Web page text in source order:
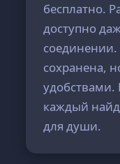
бесплатно.
доступно
сохранена,
удобствами.
каждый
для души.